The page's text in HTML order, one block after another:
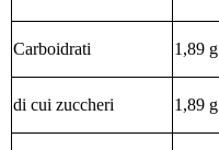
Carboidrati 1,89 g
di cui zuccheri 1,89 g